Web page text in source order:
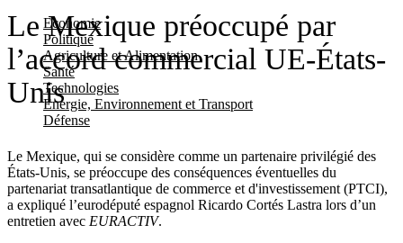
Economie
Politique
Agriculture et Alimentation
Santé
Technologies
Energie, Environnement et Transport
Défense
Le Mexique préoccupé par
l’accord commercial UE-États-
Unis
Le Mexique, qui se considère comme un partenaire privilégié des
États-Unis, se préoccupe des conséquences éventuelles du
partenariat transatlantique de commerce et d'investissement (PTCI),
a expliqué l’eurodéputé espagnol Ricardo Cortés Lastra lors d’un
entretien avec EURACTIV.